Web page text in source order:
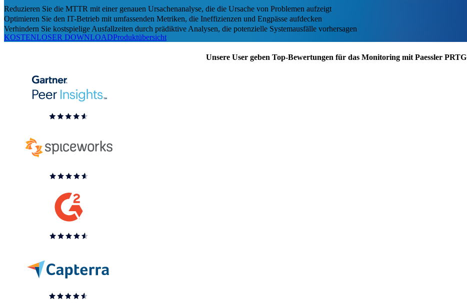
Reduzieren Sie die MTTR mit einer genauen Ursachenanalyse, die die Ursache von Problemen aufzeigt
Optimieren Sie den IT-Betrieb mit umfassenden Metriken, die Ineffizienzen und Engpässe aufdecken
Verhindern Sie kostspielige Ausfallzeiten durch prädiktive Analysen, die potenzielle Systemausfälle vorhersagen
KOSTENLOSER DOWNLOADProduktübersicht
Unsere User geben Top-Bewertungen für das Monitoring mit Paessler PRTG